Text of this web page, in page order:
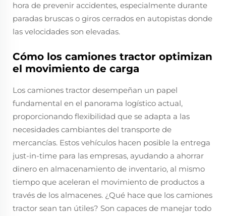
hora de prevenir accidentes, especialmente durante
paradas bruscas o giros cerrados en autopistas donde
las velocidades son elevadas.
Cómo los camiones tractor optimizan
el movimiento de carga
Los camiones tractor desempeñan un papel
fundamental en el panorama logístico actual,
proporcionando flexibilidad que se adapta a las
necesidades cambiantes del transporte de
mercancías. Estos vehículos hacen posible la entrega
just-in-time para las empresas, ayudando a ahorrar
dinero en almacenamiento de inventario, al mismo
tiempo que aceleran el movimiento de productos a
través de los almacenes. ¿Qué hace que los camiones
tractor sean tan útiles? Son capaces de manejar todo